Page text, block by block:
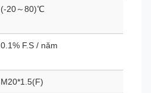
(-20～80)℃
0.1% F.S / năm
M20*1.5(F)